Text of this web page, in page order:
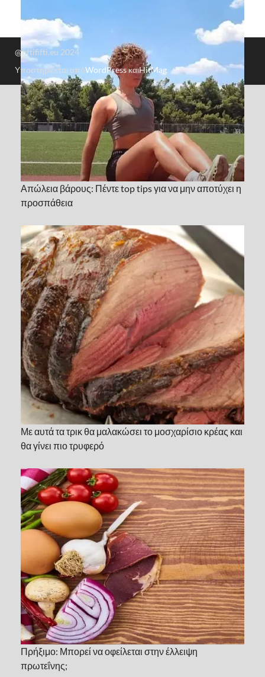
Απώλεια βάρους: Πέντε top tips για να μην αποτύχει η
προσπάθεια
Με αυτά τα τρικ θα μαλακώσει το μοσχαρίσιο κρέας και
θα γίνει πιο τρυφερό
Πρήξιμο: Μπορεί να οφείλεται στην έλλειψη
πρωτεΐνης;
@fiftififti.eu 2024
Υποστηρίζεται απόWordPressκαιHitMag.